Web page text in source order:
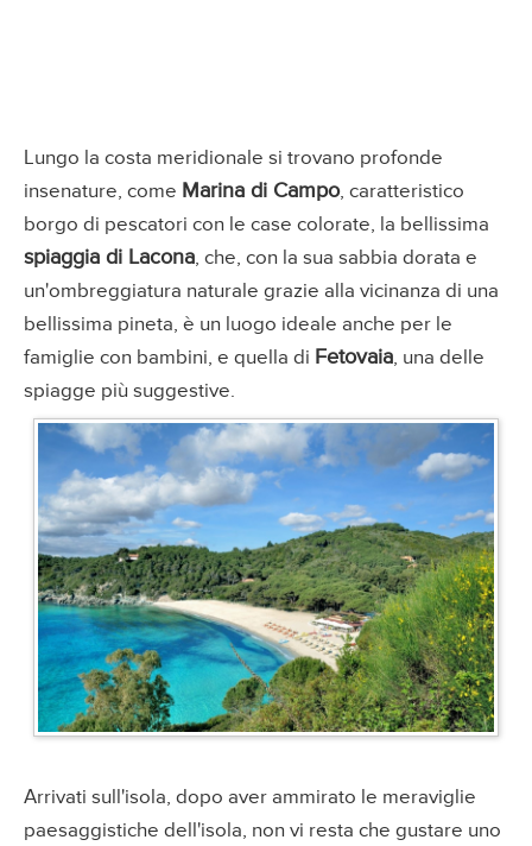
Lungo la costa meridionale si trovano profonde
insenature, come Marina di Campo, caratteristico
borgo di pescatori con le case colorate, la bellissima
spiaggia di Lacona, che, con la sua sabbia dorata e
un'ombreggiatura naturale grazie alla vicinanza di una
bellissima pineta, è un luogo ideale anche per le
famiglie con bambini, e quella di Fetovaia, una delle
spiagge più suggestive.
Arrivati sull'isola, dopo aver ammirato le meraviglie
paesaggistiche dell'isola, non vi resta che gustare uno